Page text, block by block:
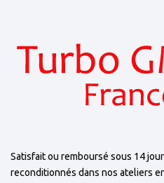
Satisfait ou remboursé sous 14
reconditionnés dans nos ateliers